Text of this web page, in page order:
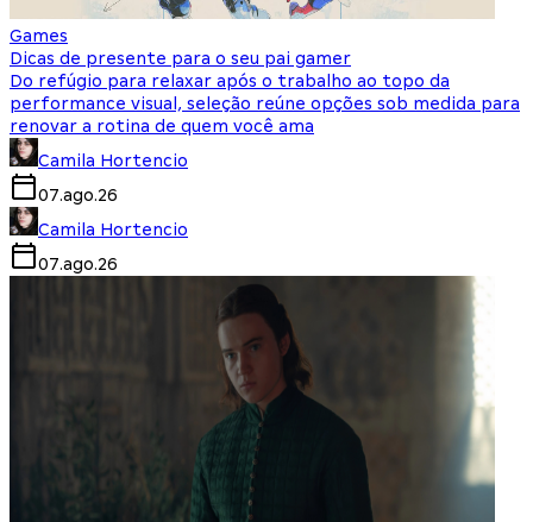
Games
Dicas de presente para o seu pai gamer
Do refúgio para relaxar após o trabalho ao topo da
performance visual, seleção reúne opções sob medida para
renovar a rotina de quem você ama
Camila Hortencio
07.ago.26
Camila Hortencio
07.ago.26